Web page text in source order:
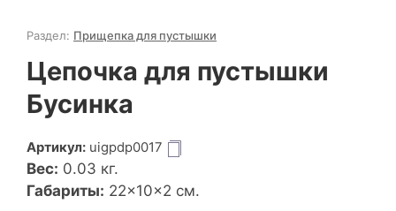
Раздел: Прищепка для пустышки
Цепочка для пустышки
Бусинка
Артикул: uigpdp0017
Вес: 0.03 кг.
Габариты: 22×10×2 см.